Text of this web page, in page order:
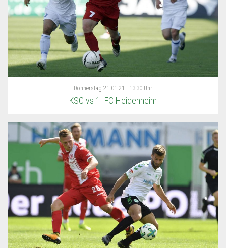
Donnerstag 21.01.21 | 13:30 Uhr
KSC vs 1. FC Heidenheim